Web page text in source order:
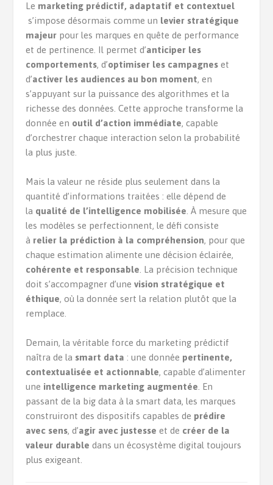
Le marketing prédictif, adaptatif et contextuel
s’impose désormais comme un levier stratégique
majeur pour les marques en quête de performance
et de pertinence. Il permet d’anticiper les
comportements, d’optimiser les campagnes et
d’activer les audiences au bon moment, en
s’appuyant sur la puissance des algorithmes et la
richesse des données. Cette approche transforme la
donnée en outil d’action immédiate, capable
d’orchestrer chaque interaction selon la probabilité
la plus juste.
Mais la valeur ne réside plus seulement dans la
quantité d’informations traitées : elle dépend de
la qualité de l’intelligence mobilisée . À mesure que
les modèles se perfectionnent, le défi consiste
à relier la prédiction à la compréhension, pour que
chaque estimation alimente une décision éclairée,
cohérente et responsable . La précision technique
doit s’accompagner d’unevision stratégique et
éthique, où la donnée sert la relation plutôt que la
remplace.
Demain, la véritable force du marketing prédictif
naîtra de la smart data : une donnée pertinente,
contextualisée et actionnable, capable d’alimenter
une intelligence marketing augmentée . En
passant de la big data à la smart data, les marques
construiront des dispositifs capables de prédire
avec sens, d’agir avec justesse et de créer de la
valeur durable dans un écosystème digital toujours
plus exigeant.